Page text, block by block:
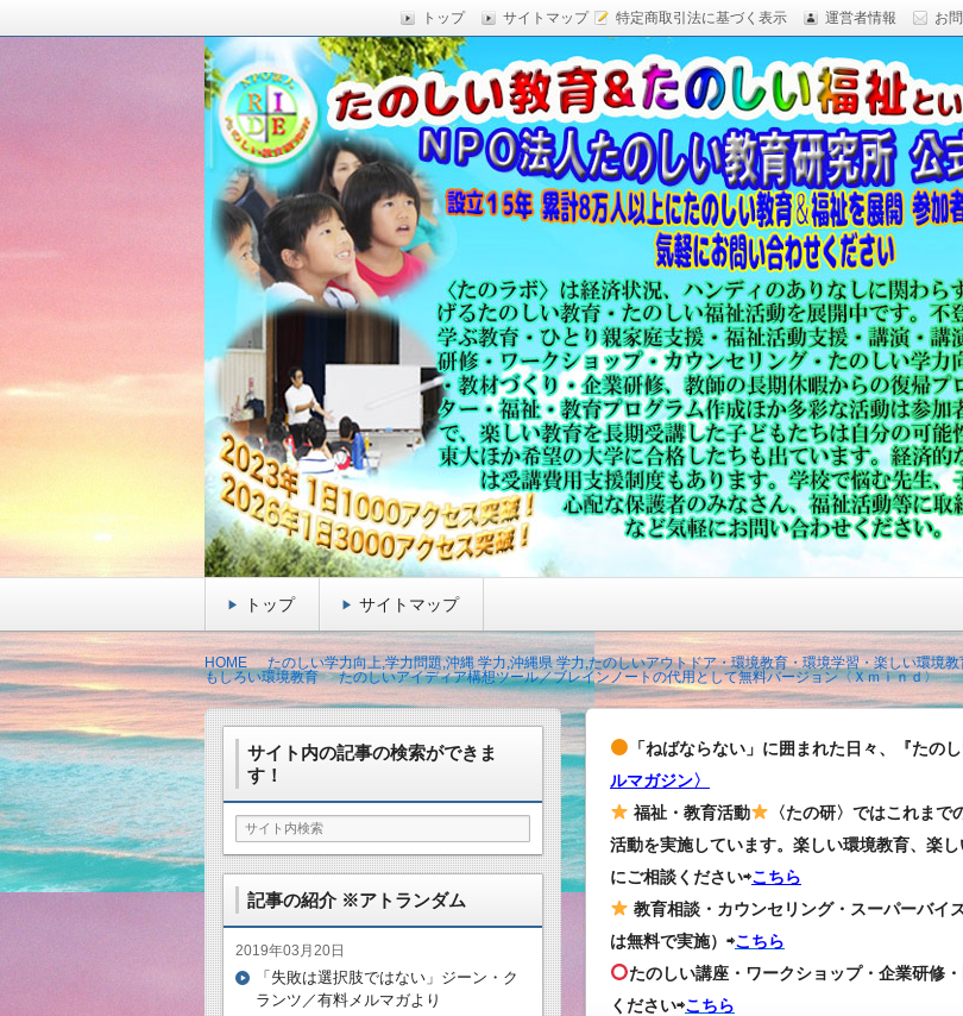
特定商取引法に基づく表示 運営者情報 お
トップ サイトマップ
たのしい教育研究所（沖縄）公式サイト
楽しい授業,たのしい授業,楽しい自由研究,面白い自由研究,楽しい福祉活動,楽しい授業がした
い,RIDE,沖縄県 教育,たのしい授業,たのしい教育 日本一,Research Institute Delightful
Education,楽しい授業,教育技術,教育方法,内発的動機づけ,沖縄 学力問題,教材 ネタ,授業ネ
力向上,教育技術,教育方法,沖縄 教育問題,enjoyable educationes,グッジョブ,カリスマ教
教員採用試験,沖縄 教育,たのしい教育,沖縄の学力,仮説実験授業,たのしい講演,楽しい講演,
科学,たのしい科学,たのしく学び 一生ものの「賢さ・学力」を,自由研究,いっきゅう先生,い
う,いっきゅうハカセ,アドラー 心理学,面白い,沖縄 学力問題,授業名人,RIDE,PEALカウン
グ,教員採用試験,名人,採用試験,合格,セミナー,研修,板倉聖宣,ＬＥＡＰカウンセリング
向上,沖縄の教育,たのしい学力,補習,読み語り,読み聞かせ,授業ネタ,授業アイディア,教育を
さでクリエイトするプロフェッショなる集団,学ぶこと本来のたのしさと賢さを沖縄から世
立四年で17000人以上に授業を実施,99％の高い評価,仮説実験授,楽しい学力向上,たのしい
由研究.しまくとぅば,島言葉,
トップ サイトマップ
HOME
たのしい学力向上,学力問題,沖縄 学力,沖縄県 学力,たのしいアウトドア・環境教育・環境学習・楽しい環境
もしろい環境教育
たのしいアイディア構想ツール／ブレインノートの代用として無料バージョン〈Ｘｍｉｎｄ〉
「ねばならない」に囲まれた日々、『たの
ルマガジン〉
福祉・教育活動
〈たの研〉ではこれま
活動を実施しています。楽しい環境教育、楽
にご相談ください⇨こちら
教育相談・カウンセリング・スーパーバイ
は無料で実施）⇨こちら
たのしい講座・ワークショップ・企業研修
ください⇨こちら
サイト内の記事の検索ができま
す！
記事の紹介 ※アトランダム
2019年03月20日
「失敗は選択肢ではない」ジーン・ク
ランツ／有料メルマガより